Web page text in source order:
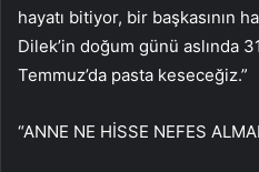
hayatı bitiyor, bir başkasının
Dilek’in doğum günü aslında
Temmuz’da pasta keseceğiz.”
“ANNE NE HİSSE NEFES